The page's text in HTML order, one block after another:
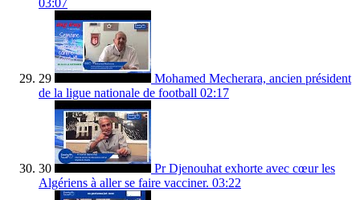
29
Mohamed Mecherara, ancien président
de la ligue nationale de football 02:17
30
Pr Djenouhat exhorte avec cœur les
Algériens à aller se faire vacciner. 03:22